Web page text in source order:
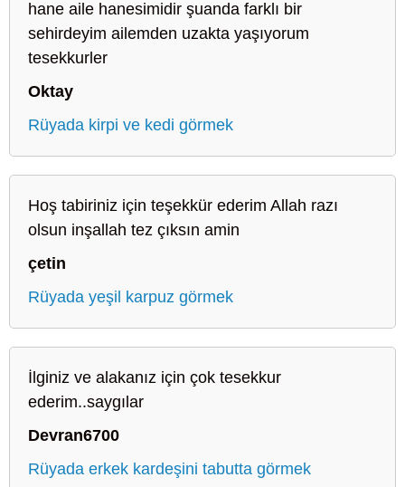
hane aile hanesimidir şuanda farklı bir
sehirdeyim ailemden uzakta yaşıyorum
tesekkurler
Oktay
Rüyada kirpi ve kedi görmek
Hoş tabiriniz için teşekkür ederim Allah razı
olsun inşallah tez çıksın amin
çetin
Rüyada yeşil karpuz görmek
İlginiz ve alakanız için çok tesekkur
ederim..saygılar
Devran6700
Rüyada erkek kardeşini tabutta görmek